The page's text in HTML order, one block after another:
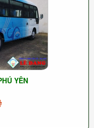
YÊN